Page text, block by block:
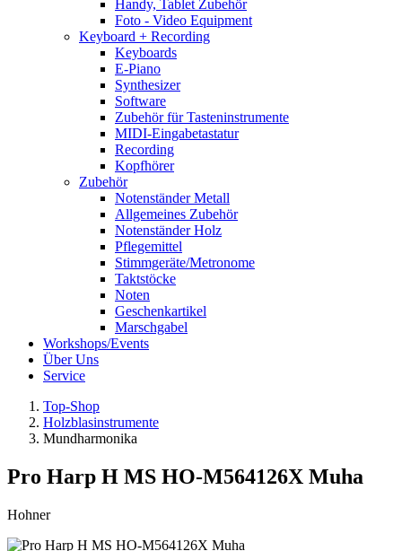
Handy, Tablet Zubehör
Foto - Video Equipment
Keyboard + Recording
Keyboards
E-Piano
Synthesizer
Software
Zubehör für Tasteninstrumente
MIDI-Eingabetastatur
Recording
Kopfhörer
Zubehör
Notenständer Metall
Allgemeines Zubehör
Notenständer Holz
Pflegemittel
Stimmgeräte/Metronome
Taktstöcke
Noten
Geschenkartikel
Marschgabel
Workshops/Events
Über Uns
Service
Top-Shop
Holzblasinstrumente
Mundharmonika
Pro Harp H MS HO-M564126X Muha
Hohner